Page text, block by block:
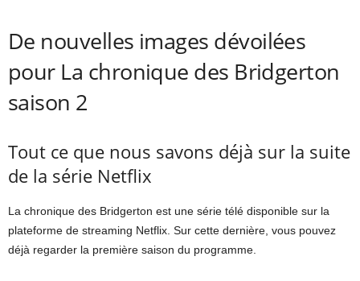
De nouvelles images dévoilées
pour La chronique des Bridgerton
saison 2
Tout ce que nous savons déjà sur la suite
de la série Netflix
La chronique des Bridgerton est une série télé disponible sur la
plateforme de streaming Netflix. Sur cette dernière, vous pouvez
déjà regarder la première saison du programme.